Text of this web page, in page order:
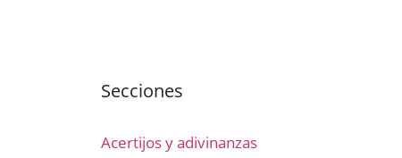
Secciones
Acertijos y adivinanzas